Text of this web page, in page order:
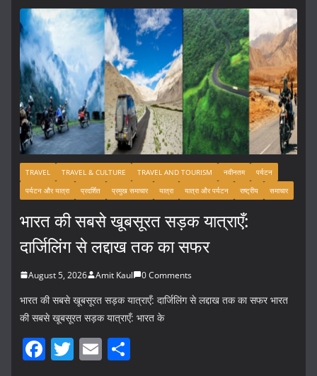
TRAVEL TRAVEL & CULTURE TRAVEL AND TOURISM नवीनतम
पर्यटन
पर्यटन और यात्रा
प्रदर्शित प्रमुख समाचार यात्रा यात्रा और पर्यटन राष्ट्रीय समाचार
भारत की सबसे खूबसूरत सड़क यात्राएँ:
दार्जिलिंग से लद्दाख तक का सफर
August 5, 2026 Amit Kaul 0 Comments
भारत की सबसे खूबसूरत सड़क यात्राएँ: दार्जिलिंग से लद्दाख तक का सफर भारत
की सबसे खूबसूरत सड़क यात्राएँ: भारत के
F T E